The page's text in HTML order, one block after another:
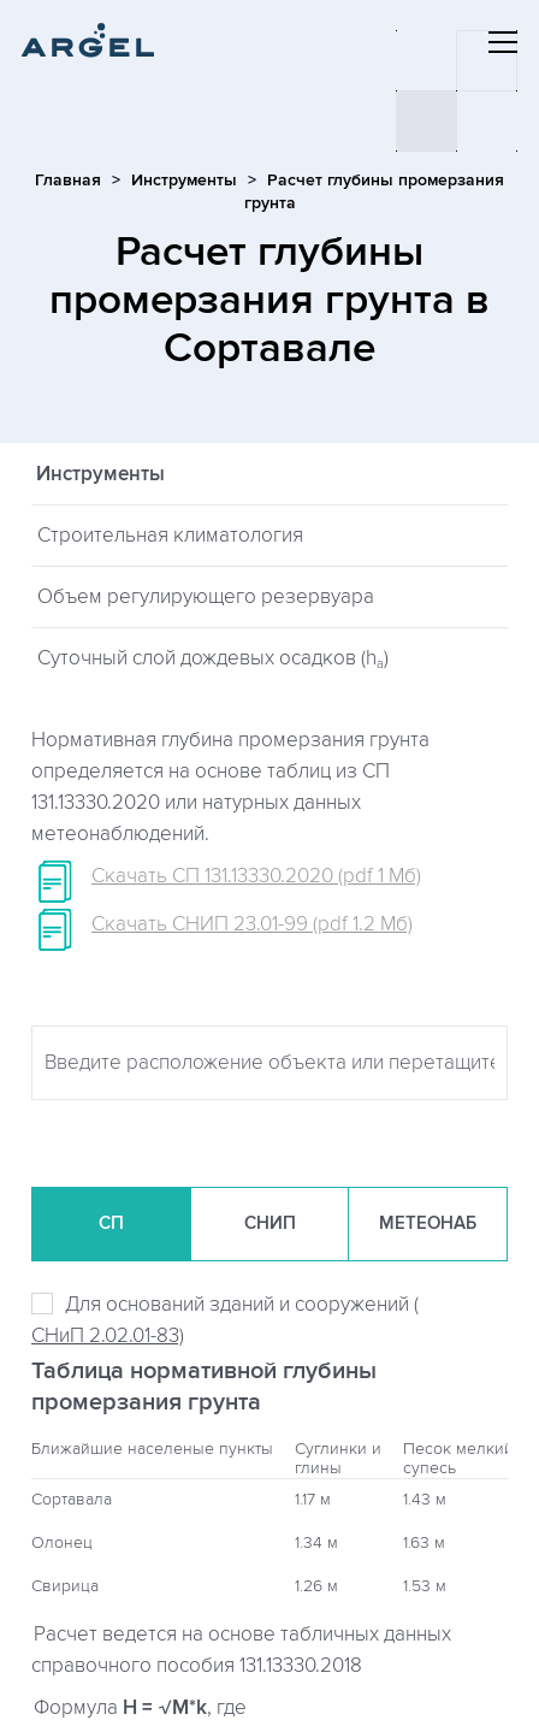
Главная Инструменты
Расчет глубины промерзания
грунта
Расчет глубины
промерзания грунта в
Сортавале
Инструменты
Строительная климатология
Объем регулирующего резервуара
Суточный слой дождевых осадков (ha)
Нормативная глубина промерзания грунта
определяется на основе таблиц из СП
131.13330.2020 или натурных данных
метеонаблюдений.
Скачать СП 131.13330.2020 (pdf 1 Мб)
Скачать СНИП 23.01-99 (pdf 1.2 Мб)
СП СНИП МЕТЕОНАБ
Для оснований зданий и сооружений (
СНиП 2.02.01-83)
Таблица нормативной глубины
промерзания грунта
Ближайшие населеные пункты
Суглинки и
глины
Песок мелкий,
супесь
Сортавала
1.17 м 1.43 м
Олонец 1.34 м 1.63 м
Свирица 1.26 м 1.53 м
Расчет ведется на основе табличных данных
справочного пособия 131.13330.2018
Формула H = √M*k, где